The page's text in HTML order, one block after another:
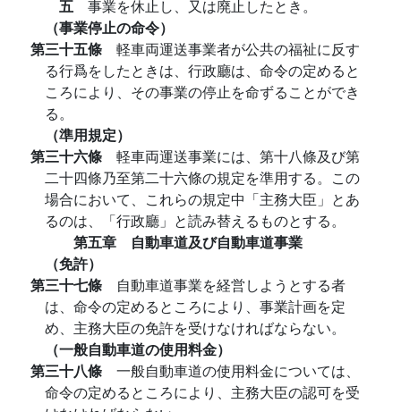
五 事業を休止し、又は廃止したとき。
（事業停止の命令）
第三十五條 軽車両運送事業者が公共の福祉に反す
る行爲をしたときは、行政廳は、命令の定めると
ころにより、その事業の停止を命ずることができ
る。
（準用規定）
第三十六條 軽車両運送事業には、第十八條及び第
二十四條乃至第二十六條の規定を準用する。この
場合において、これらの規定中「主務大臣」とあ
るのは、「行政廳」と読み替えるものとする。
第五章 自動車道及び自動車道事業
（免許）
第三十七條 自動車道事業を経営しようとする者
は、命令の定めるところにより、事業計画を定
め、主務大臣の免許を受けなければならない。
（一般自動車道の使用料金）
第三十八條 一般自動車道の使用料金については、
命令の定めるところにより、主務大臣の認可を受